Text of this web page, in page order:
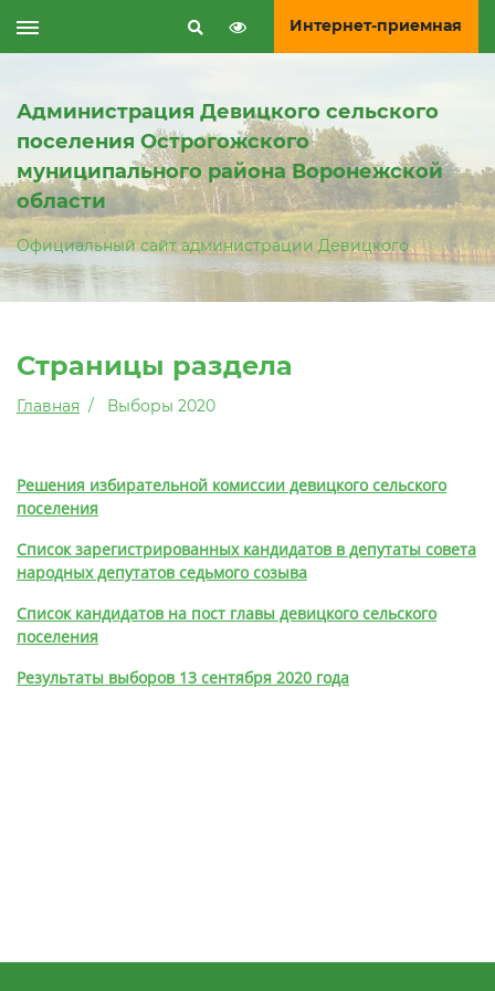
Интернет-приемная
Администрация Девицкого сельского
поселения Острогожского
муниципального района Воронежской
области
Официальный сайт администрации Девицкого
Страницы раздела
Главная Выборы 2020
Решения избирательной комиссии девицкого сельского
поселения
Список зарегистрированных кандидатов в депутаты совета
народных депутатов седьмого созыва
Список кандидатов на пост главы девицкого сельского
поселения
Результаты выборов 13 сентября 2020 года